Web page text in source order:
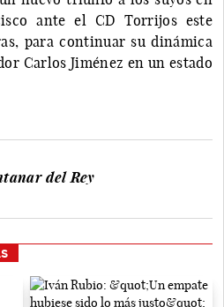
ante el CD Torrijos este
para continuar su dinámica
Carlos Jiménez en un estado
del Rey